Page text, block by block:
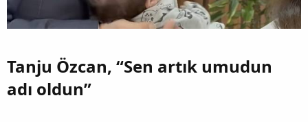
Tanju Özcan, “Sen artık umudun
adı oldun”